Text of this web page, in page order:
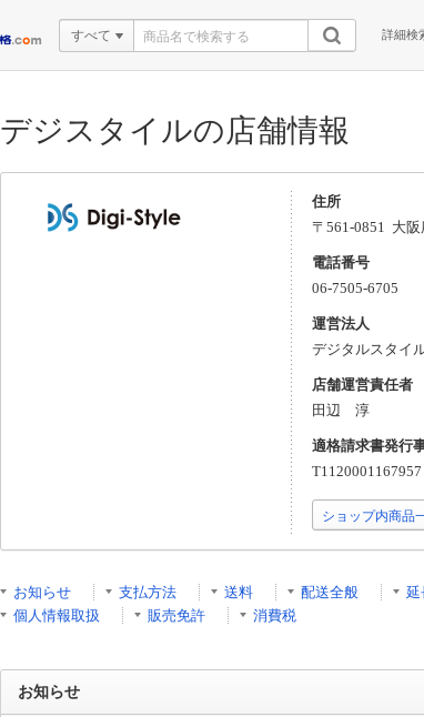
すべて 詳細検
デジスタイルの店舗情報
住所
〒561-0851 大阪
電話番号
06-7505-6705
運営法人
デジタルスタイ
店舗運営責任者
田辺 淳
適格請求書発行
T1120001167957
ショップ内商品
お知らせ 支払方法 送料 配送全般 延
個人情報取扱
販売免許 消費税
お知らせ